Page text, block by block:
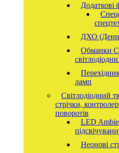
Додаткові
ДХО
Обманки
ламп
Світлодіодний
стрічки,
поворотів
LED
Неонові